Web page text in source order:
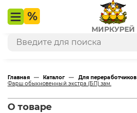
МИРКУРЕЙ
Главная — Каталог — Для переработчиков
Фарш обыкновенный экстра (БП) зам.
О товаре